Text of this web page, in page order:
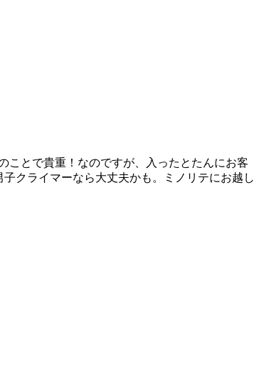
ことで貴重！なのですが、入ったとたんにお客
クライマーなら大丈夫かも。ミノリテにお越し